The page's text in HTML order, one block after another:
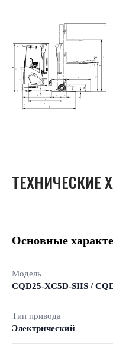
ТЕХНИЧЕСКИЕ
Основные
Модель
CQD25-XC5D-SIIS /
Тип привода
Электрический